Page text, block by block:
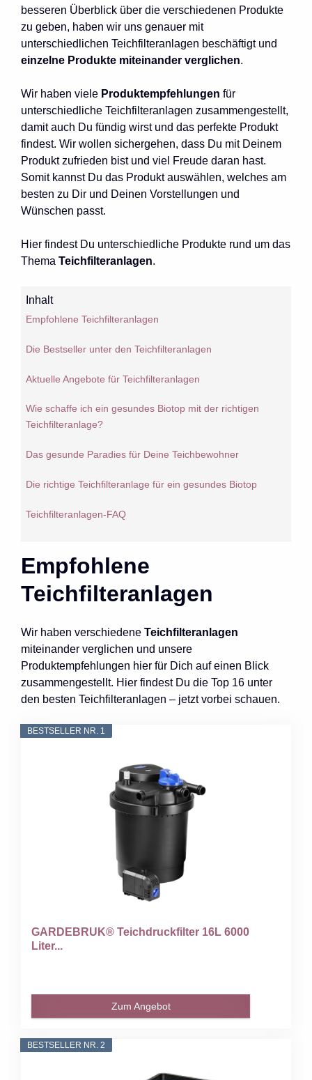
besseren Überblick über die verschiedenen Produkte
zu geben, haben wir uns genauer mit
unterschiedlichen Teichfilteranlagen beschäftigt und
einzelne Produkte miteinander verglichen.
Wir haben viele Produktempfehlungen für
unterschiedliche Teichfilteranlagen zusammengestellt,
damit auch Du fündig wirst und das perfekte Produkt
findest. Wir wollen sichergehen, dass Du mit Deinem
Produkt zufrieden bist und viel Freude daran hast.
Somit kannst Du das Produkt auswählen, welches am
besten zu Dir und Deinen Vorstellungen und
Wünschen passt.
Hier findest Du unterschiedliche Produkte rund um das
Thema Teichfilteranlagen.
Inhalt
Empfohlene Teichfilteranlagen
Die Bestseller unter den Teichfilteranlagen
Aktuelle Angebote für Teichfilteranlagen
Wie schaffe ich ein gesundes Biotop mit der richtigen
Teichfilteranlage?
Das gesunde Paradies für Deine Teichbewohner
Die richtige Teichfilteranlage für ein gesundes Biotop
Teichfilteranlagen-FAQ
Empfohlene
Teichfilteranlagen
Wir haben verschiedene Teichfilteranlagen
miteinander verglichen und unsere
Produktempfehlungen hier für Dich auf einen Blick
zusammengestellt. Hier findest Du die Top 16 unter
den besten Teichfilteranlagen – jetzt vorbei schauen.
BESTSELLER NR. 1
GARDEBRUK® Teichdruckfilter 16L 6000
Liter...
Zum Angebot
BESTSELLER NR. 2